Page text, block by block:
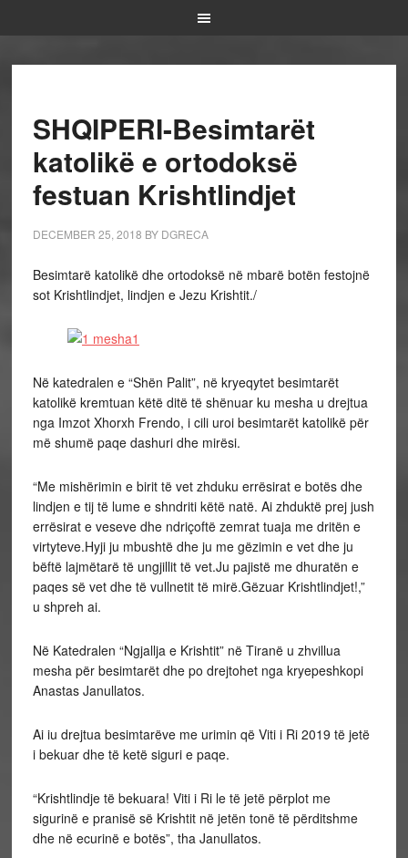
SHQIPERI-Besimtarët
katolikë e ortodoksë
festuan Krishtlindjet
DECEMBER 25, 2018 BY DGRECA
Besimtarë katolikë dhe ortodoksë në mbarë botën festojnë
sot Krishtlindjet, lindjen e Jezu Krishtit./
Në katedralen e “Shën Palit”, në kryeqytet besimtarët
katolikë kremtuan këtë ditë të shënuar ku mesha u drejtua
nga Imzot Xhorxh Frendo, i cili uroi besimtarët katolikë për
më shumë paqe dashuri dhe mirësi.
“Me mishërimin e birit të vet zhduku errësirat e botës dhe
lindjen e tij të lume e shndriti këtë natë. Ai zhduktë prej jush
errësirat e veseve dhe ndriçoftë zemrat tuaja me dritën e
virtyteve.Hyji ju mbushtë dhe ju me gëzimin e vet dhe ju
bëftë lajmëtarë të ungjillit të vet.Ju pajistë me dhuratën e
paqes së vet dhe të vullnetit të mirë.Gëzuar Krishtlindjet!,”
u shpreh ai.
Në Katedralen “Ngjallja e Krishtit” në Tiranë u zhvillua
mesha për besimtarët dhe po drejtohet nga kryepeshkopi
Anastas Janullatos.
Ai iu drejtua besimtarëve me urimin që Viti i Ri 2019 të jetë
i bekuar dhe të ketë siguri e paqe.
“Krishtlindje të bekuara! Viti i Ri le të jetë përplot me
sigurinë e pranisë së Krishtit në jetën tonë të përditshme
dhe në ecurinë e botës”, tha Janullatos.